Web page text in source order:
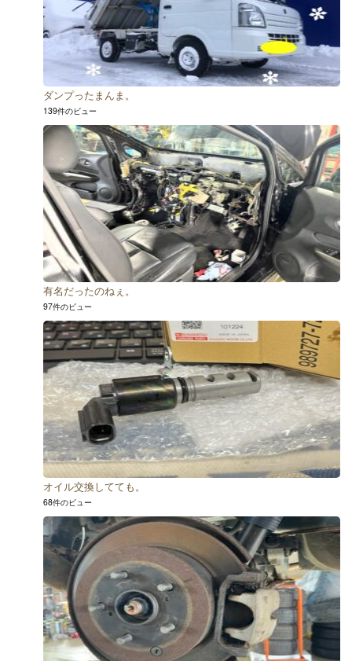
ダンプったまんま。
139件のビュー
有名だったのねぇ。
97件のビュー
オイル交換してても。
68件のビュー